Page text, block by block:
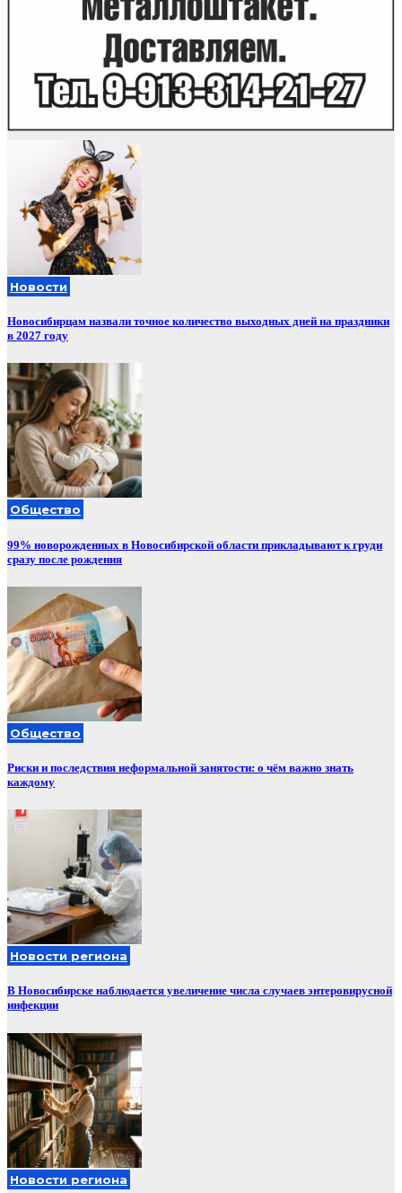
Новости
Новосибирцам назвали точное количество выходных дней на праздники
в 2027 году
Общество
99% новорожденных в Новосибирской области прикладывают к груди
сразу после рождения
Общество
Риски и последствия неформальной занятости: о чём важно знать
каждому
Новости региона
В Новосибирске наблюдается увеличение числа случаев энтеровирусной
инфекции
Новости региона